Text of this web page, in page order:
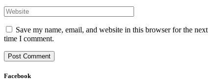
Save my name, email, and website in this browser for the next
time I comment.
Facebook